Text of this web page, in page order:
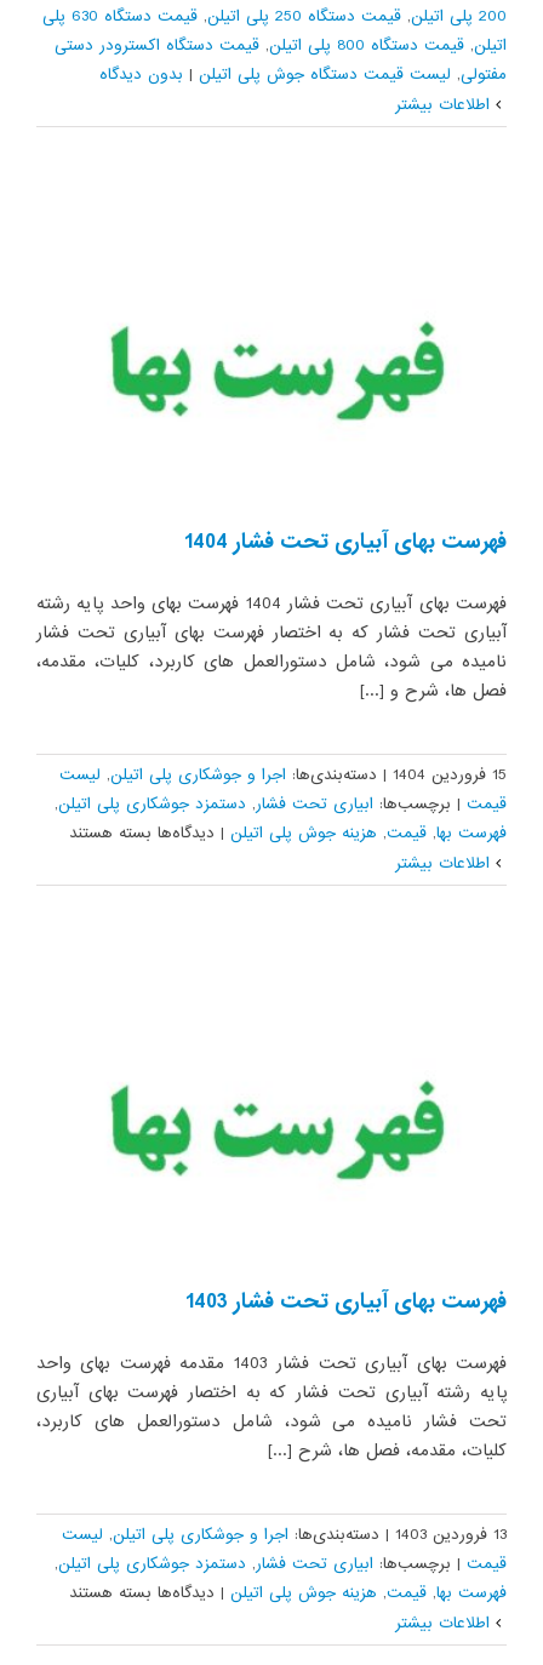
200 پلی اتیلن
, قیمت دستگاه 250 پلی اتیلن ,
قیمت دستگاه 630 پلی
اتیلن, قیمت دستگاه 800 پلی اتیلن , قیمت دستگاه اکسترودر دستی
مفتولی, لیست قیمت دستگاه جوش پلی اتیلن | بدون ديدگاه
اطلاعات بیشتر
فهرست بهای آبیاری تحت فشار 1404
فهرست بهای آبیاری تحت فشار 1404 فهرست بهای واحد پایه رشته
آبیاری تحت فشار که به اختصار فهرست بهای آبیاری تحت فشار
نامیده می شود، شامل دستورالعمل های کاربرد، کلیات، مقدمه،
فصل ها، شرح و [...]
15 فروردین 1404 | دسته‌بندی‌ها: اجرا و جوشکاری پلی اتیلن, لیست
قیمت | برچسب‌ها: ابیاری تحت فشار, دستمزد جوشکاری پلی اتیلن,
فهرست بها, قیمت, هزینه جوش پلی اتیلن | دیدگاه‌ها برای
بهای
بسته هستند
اطلاعات بیشتر
فهرست بهای آبیاری تحت فشار 1403
فهرست بهای آبیاری تحت فشار 1403 مقدمه فهرست بهای واحد
پایه رشته آبیاری تحت فشار که به اختصار فهرست بهای آبیاری
تحت فشار نامیده می شود، شامل دستورالعمل های کاربرد،
کلیات، مقدمه، فصل ها، شرح [...]
13 فروردین 1403 | دسته‌بندی‌ها: اجرا و جوشکاری پلی اتیلن, لیست
قیمت | برچسب‌ها: ابیاری تحت فشار, دستمزد جوشکاری پلی اتیلن,
فهرست بها, قیمت, هزینه جوش پلی اتیلن | دیدگاه‌ها برای
بهای
بسته هستند
اطلاعات بیشتر